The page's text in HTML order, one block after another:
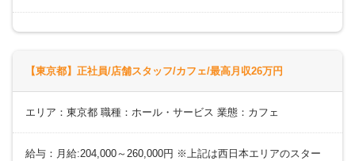
【東京都】正社員/店舗スタッフ/カフェ/最高月収26万円
エリア：東京都 職種：ホール・サービス 業態：カフェ
給与：月給:204,000～260,000円 ※上記は西日本エリアのスター